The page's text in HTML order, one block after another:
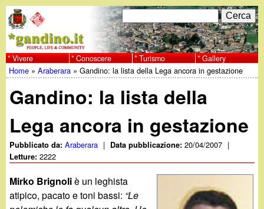
al
contenuto
principale
w
w
w
.
g
F
o
r
m
d
i
r
i
C
e
r
c
a
Vivere Conoscere Turismo Gallery
Tu
sei
qui
Home »Araberara »Gandino: la lista della Lega ancora in gestazione
Gandino: la lista della
Lega ancora in gestazione
Pubblicato da:Araberara | Data pubblicazione:20/04/2007 |
Letture:2222
Mirko Brignoliè un leghista
atipico, pacato e toni bassi: “Le